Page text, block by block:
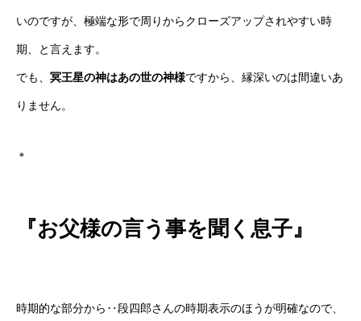
いのですが、極端な形で周りからクローズアップされやすい時
期、と言えます。
でも、 冥王星の神はあの世の神様ですから、縁深いのは間違いあ
りません。
＊
『お父様の言う事を聞く息子』
時期的な部分から‥段四郎さんの時期表示のほうが明確なので、